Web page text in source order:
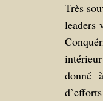
Très
leaders
donné